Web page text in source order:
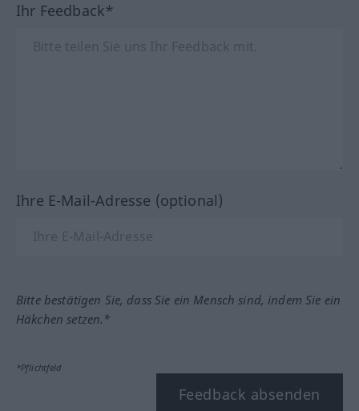
Ihr Feedback*
Ihre E-Mail-Adresse (optional)
Bitte bestätigen Sie, dass Sie ein Mensch sind, indem Sie ein
Häkchen setzen.*
*Pflichtfeld
Feedback absenden